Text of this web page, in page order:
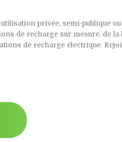
privée, semi-publique
de recharge sur mesure, de
de recharge électrique.